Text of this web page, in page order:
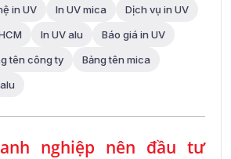
in UV In UV mica
Dịch vụ in UV
In UV alu
Báo giá in UV
tên công ty
Bảng tên mica
nghiệp nên đầu tư